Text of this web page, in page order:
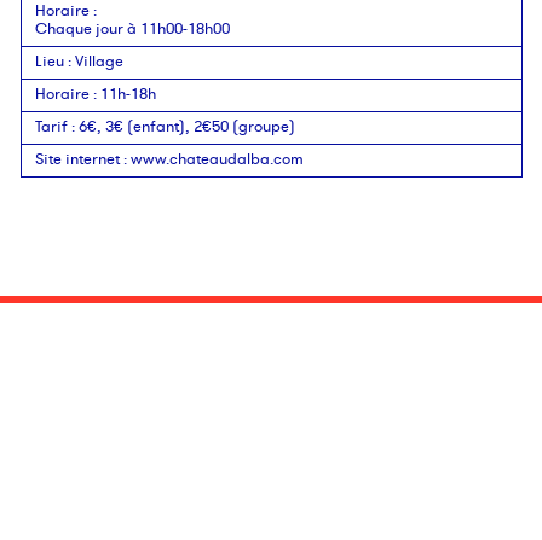
Horaire:
Chaque jour à 11h00-18h00
Lieu:Village
Horaire: 11h-18h
Tarif:6€, 3€ (enfant), 2€50 (groupe)
Site internet:www.chateaudalba.com